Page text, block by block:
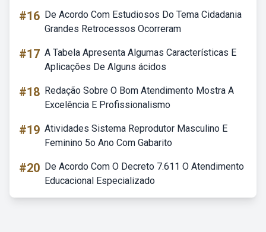
#16 De Acordo Com Estudiosos Do Tema Cidadania
Grandes Retrocessos Ocorreram
#17 A Tabela Apresenta Algumas Características E
Aplicações De Alguns ácidos
#18 Redação Sobre O Bom Atendimento Mostra A
Excelência E Profissionalismo
#19 Atividades Sistema Reprodutor Masculino E
Feminino 5o Ano Com Gabarito
#20 De Acordo Com O Decreto 7.611 O Atendimento
Educacional Especializado